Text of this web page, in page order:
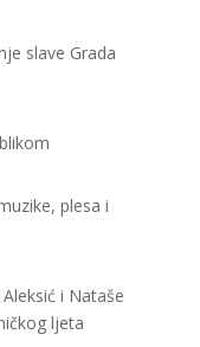
slave Grada
plesa i
i Nataše
ljeta